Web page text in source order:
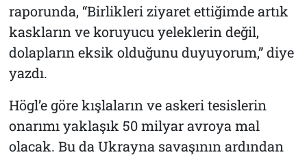
raporunda, “Birlikleri ziyaret ettiğimde artık
kaskların ve koruyucu yeleklerin değil,
dolapların eksik olduğunu duyuyorum,” diye
yazdı.
Högl’e göre kışlaların ve askeri tesislerin
onarımı yaklaşık 50 milyar avroya mal
olacak. Bu da Ukrayna savaşının ardından